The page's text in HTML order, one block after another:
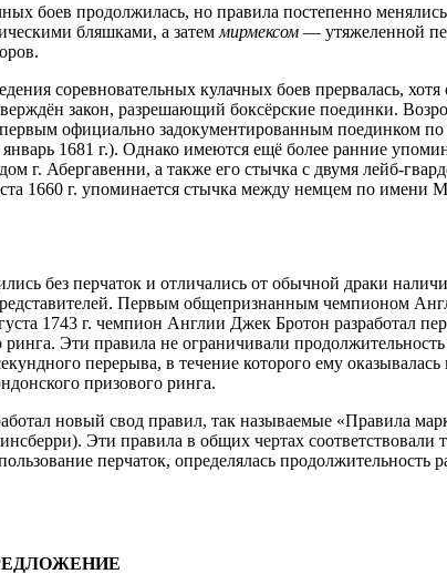
боев продолжилась, но правила постепенно
бляшками, а затем мирмексом — утяжеленной
соревновательных кулачных боев прервалась,
закон, разрешающий боксёрские поединки.
официально задокументированным поединком
январь 1681 г.). Однако имеются ещё более ранние
г. Абергавенни, а также его стычка с двумя лейб-
1660 г. упоминается стычка между немцем по имени
без перчаток и отличались от обычной драки
Первым общепризнанным чемпионом
1743 г. чемпион Англии Джек Бротон разработал
Эти правила не ограничивали
перерыва, в течение которого ему
призового ринга.
новый свод правил, так называемые «Правила
Эти правила в общих чертах соответствовали
перчаток, определялась